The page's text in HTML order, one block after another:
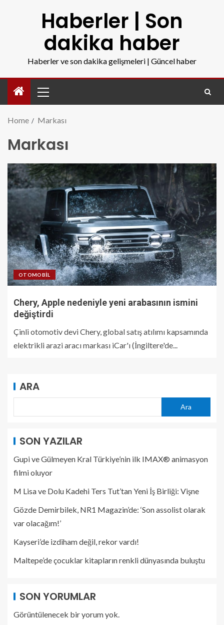
Haberler | Son
dakika haber
Haberler ve son dakika gelişmeleri | Güncel haber
Home Markası
Markası
OTOMOBIL
Chery, Apple nedeniyle yeni arabasının ismini
değiştirdi
Çinli otomotiv devi Chery, global satış atılımı kapsamında
elektrikli arazi aracı markası iCar'ı (İngiltere'de...
ARA
Ara
SON YAZILAR
Gupi ve Gülmeyen Kral Türkiye’nin ilk IMAX® animasyon
filmi oluyor
M Lisa ve Dolu Kadehi Ters Tut’tan Yeni İş Birliği: Vişne
Gözde Demirbilek, NR1 Magazin’de: ‘Son assolist olarak
var olacağım!’
Kayseri’de izdiham değil, rekor vardı!
Maltepe’de çocuklar kitapların renkli dünyasında buluştu
SON YORUMLAR
Görüntülenecek bir yorum yok.